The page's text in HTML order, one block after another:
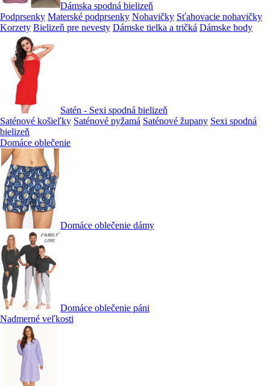
Dámska spodná bielizeň
Podprsenky Materské podprsenky Nohavičky Sťahovacie nohavičky
Korzety Bielizeň pre nevesty Dámske tielka a tričká Dámske body
Satén - Sexi spodná bielizeň
Saténové košieľky Saténové pyžamá Saténové župany Sexi spodná
bielizeň
Domáce oblečenie
Domáce oblečenie dámy
Domáce oblečenie páni
Nadmerné veľkosti